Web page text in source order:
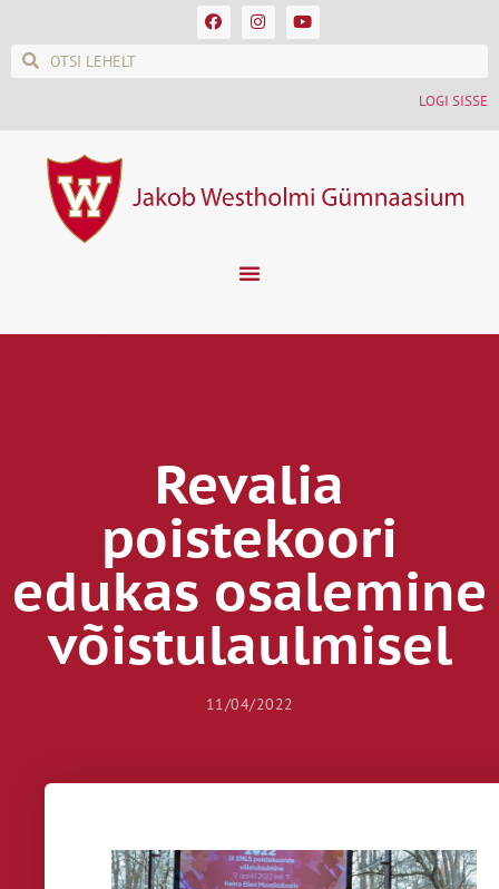
LOGI SISSE
Revalia
poistekoori
edukas osalemine
võistulaulmisel
11/04/2022